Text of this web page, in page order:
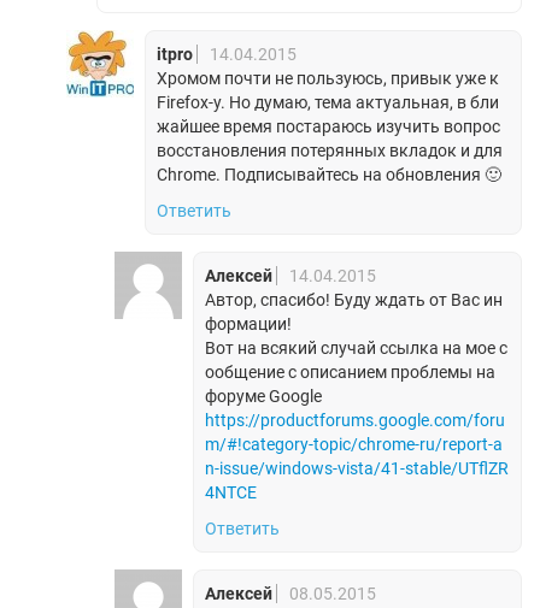
itpro
14.04.2015
Хромом почти не пользуюсь, привык уже к
Firefox-у. Но думаю, тема актуальная, в бли
жайшее время постараюсь изучить вопрос
восстановления потерянных вкладок и для
Chrome. Подписывайтесь на обновления 🙂
Ответить
Алексей
14.04.2015
Автор, спасибо! Буду ждать от Вас ин
формации!
Вот на всякий случай ссылка на мое с
ообщение с описанием проблемы на
форуме Google
https://productforums.google.com/foru
m/#!category-topic/chrome-ru/report-a
n-issue/windows-vista/41-stable/UTflZR
4NTCE
Ответить
Алексей
08.05.2015